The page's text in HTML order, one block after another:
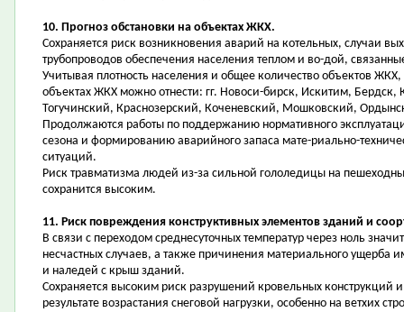
10. Прогноз обстановки на объектах ЖКХ.
Сохраняется риск возникновения аварий на котельных, случаи
трубопроводов обеспечения населения теплом и во-дой,
Учитывая плотность населения и общее количество объектов
объектах ЖКХ можно отнести: гг. Новоси-бирск, Искитим,
Тогучинский, Краснозерский, Коченевский, Мошковский,
Продолжаются работы по поддержанию нормативного
сезона и формированию аварийного запаса мате-риально-
ситуаций.
Риск травматизма людей из-за сильной гололедицы на
сохранится высоким.
11. Риск повреждения конструктивных элементов зданий и
В связи с переходом среднесуточных температур через ноль
несчастных случаев, а также причинения материального ущерба
и наледей с крыш зданий.
Сохраняется высоким риск разрушений кровельных конструкций
результате возрастания снеговой нагрузки, особенно на ветхих